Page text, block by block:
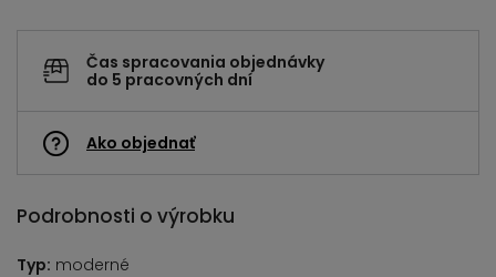
Čas spracovania objednávky
do 5 pracovných dní
Ako objednať
Podrobnosti o výrobku
Typ: moderné